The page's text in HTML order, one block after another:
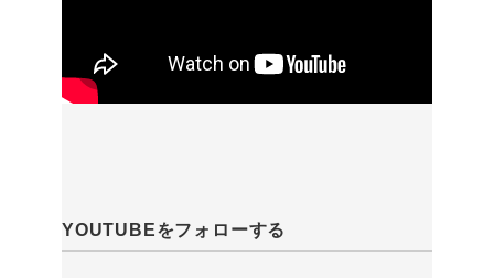
YOUTUBEをフォローする